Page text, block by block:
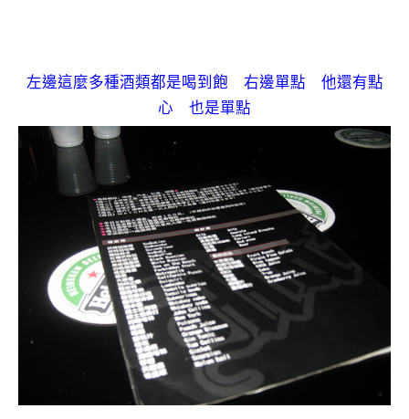
左邊這麼多種酒類都是喝到飽 右邊單點 他還有點
心 也是單點